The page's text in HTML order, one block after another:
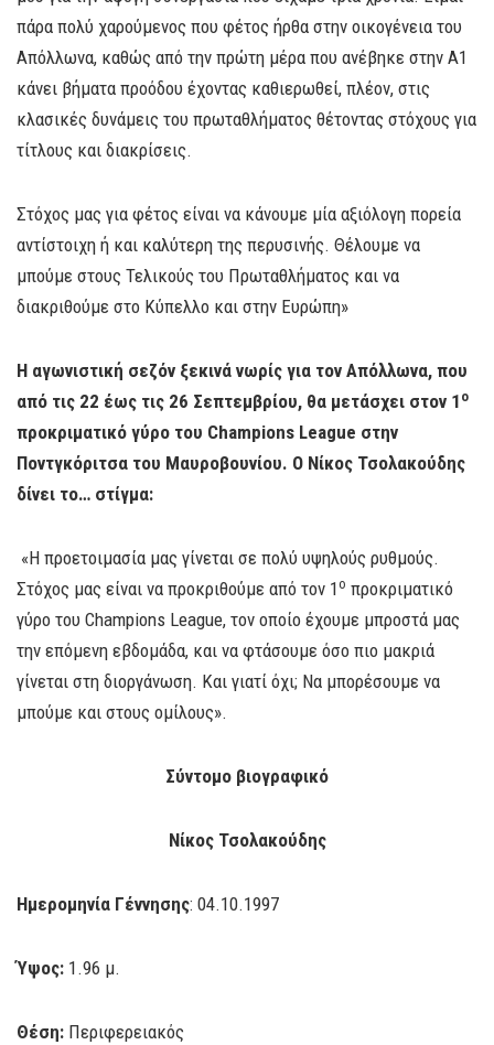
πάρα πολύ χαρούμενος που φέτος ήρθα στην οικογένεια του
Απόλλωνα, καθώς από την πρώτη μέρα που ανέβηκε στην Α1
κάνει βήματα προόδου έχοντας καθιερωθεί, πλέον, στις
κλασικές δυνάμεις του πρωταθλήματος θέτοντας στόχους για
τίτλους και διακρίσεις.
Στόχος μας για φέτος είναι να κάνουμε μία αξιόλογη πορεία
αντίστοιχη ή και καλύτερη της περυσινής. Θέλουμε να
μπούμε στους Τελικούς του Πρωταθλήματος και να
διακριθούμε στο Κύπελλο και στην Ευρώπη»
Η αγωνιστική σεζόν ξεκινά νωρίς για τον Απόλλωνα, που
από τις 22 έως τις 26 Σεπτεμβρίου, θα μετάσχει στον 1 ο
προκριματικό γύρο του Champions League στην
Ποντγκόριτσα του Μαυροβουνίου. Ο Νίκος Τσολακούδης
δίνει το… στίγμα:
«Η προετοιμασία μας γίνεται σε πολύ υψηλούς ρυθμούς.
Στόχος μας είναι να προκριθούμε από τον 1ο προκριματικό
γύρο του Champions League, τον οποίο έχουμε μπροστά μας
την επόμενη εβδομάδα, και να φτάσουμε όσο πιο μακριά
γίνεται στη διοργάνωση. Και γιατί όχι; Να μπορέσουμε να
μπούμε και στους ομίλους».
Σύντομο βιογραφικό
Νίκος Τσολακούδης
Ημερομηνία Γέννησης: 04.10.1997
Ύψος: 1.96 μ.
Θέση: Περιφερειακός